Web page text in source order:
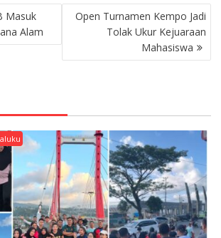
Masuk
Alam
Open Turnamen Kempo Jadi
Tolak Ukur Kejuaraan
Mahasiswa